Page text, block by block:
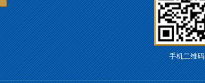
手机二维码